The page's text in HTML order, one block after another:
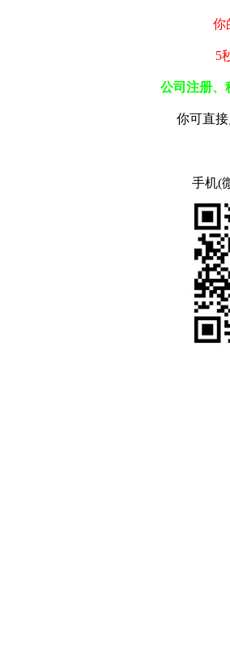
你
5
公司注册、
你可直
手机(